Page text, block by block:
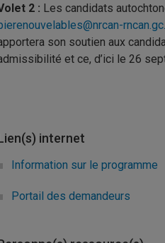
2 : Les candidats
son soutien aux
et ce, d’ici le 26
internet
Information sur le programme
Portail des demandeurs